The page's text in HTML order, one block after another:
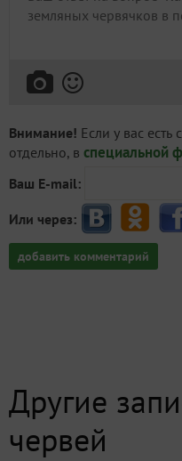
Внимание! Если у вас есть
отдельно, в специальной
Ваш E-mail:
Или через:
добавить комментарий
Другие
червей